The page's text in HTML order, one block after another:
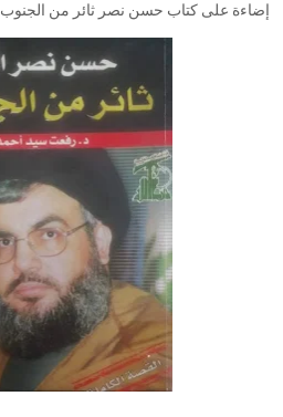
إضاءة على كتاب حسن نصر ثائر من الجنوب